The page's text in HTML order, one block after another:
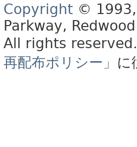
Copyright ©
Parkway,
All rights reserved.
再配布ポリシー」 に